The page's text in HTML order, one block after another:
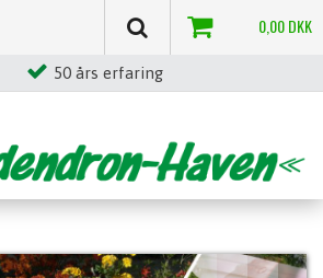
Stor egenproduktion
0,00DKK